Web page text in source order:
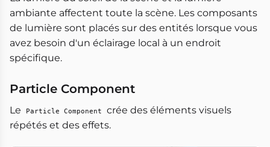
ambiante affectent toute la scène. Les composants
de lumière sont placés sur des entités lorsque vous
avez besoin d'un éclairage local à un endroit
spécifique.
Particle Component
Le Particle Component
crée des éléments visuels
répétés et des effets.